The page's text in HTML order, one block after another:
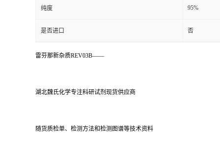
纯度 95%
是否进口 否
雷芬那新杂质REV03B——
湖北魏氏化学专注科研试剂现货供应商
随货质检单、检测方法和检测图谱等技术资料